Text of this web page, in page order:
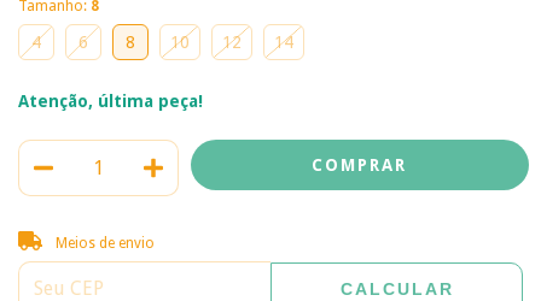
Tamanho: 8
4 6 8 10 12 14
Atenção, última peça!
Entregas para o CEP:
Meios de envio
CALCULAR